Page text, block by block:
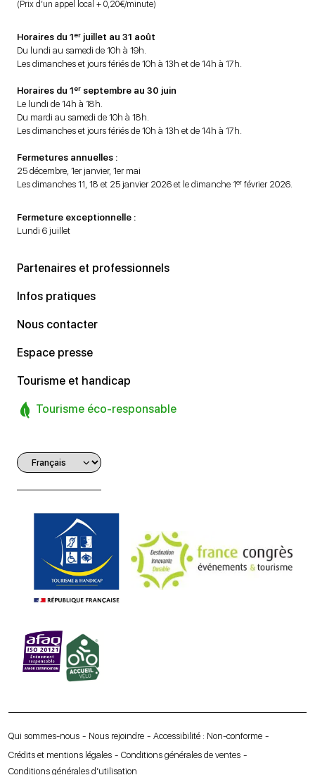
(Prix d’un appel local + 0,20€/minute)
Horaires du 1er juillet au 31 août
Du lundi au samedi de 10h à 19h.
Les dimanches et jours fériés de 10h à 13h et de 14h à 17h.
Horaires du 1er septembre au 30 juin
Le lundi de 14h à 18h.
Du mardi au samedi de 10h à 18h.
Les dimanches et jours fériés de 10h à 13h et de 14h à 17h.
Fermetures annuelles :
25 décembre, 1er janvier, 1er mai
Les dimanches 11, 18 et 25 janvier 2026 et le dimanche 1er février 2026.
Fermeture exceptionnelle :
Lundi 6 juillet
Partenaires et professionnels
Infos pratiques
Nous contacter
Espace presse
Tourisme et handicap
Tourisme éco-responsable
Qui sommes-nous Nous rejoindre
Accessibilité : Non-conforme
Crédits et mentions légales
Conditions générales de ventes
Conditions générales d’utilisation